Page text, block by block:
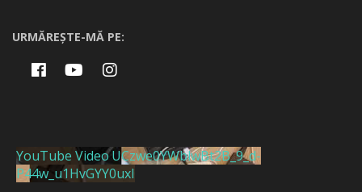
URMĂREȘTE-MĂ PE:
YouTube Video UCzwe0YWblwBt2B_9_d-
P44w_u1HvGYY0uxI